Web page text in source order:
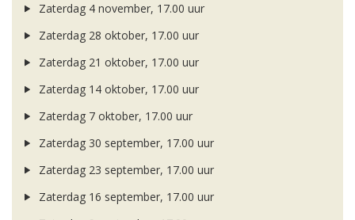
Zaterdag 4 november, 17.00 uur
Zaterdag 28 oktober, 17.00 uur
Zaterdag 21 oktober, 17.00 uur
Zaterdag 14 oktober, 17.00 uur
Zaterdag 7 oktober, 17.00 uur
Zaterdag 30 september, 17.00 uur
Zaterdag 23 september, 17.00 uur
Zaterdag 16 september, 17.00 uur